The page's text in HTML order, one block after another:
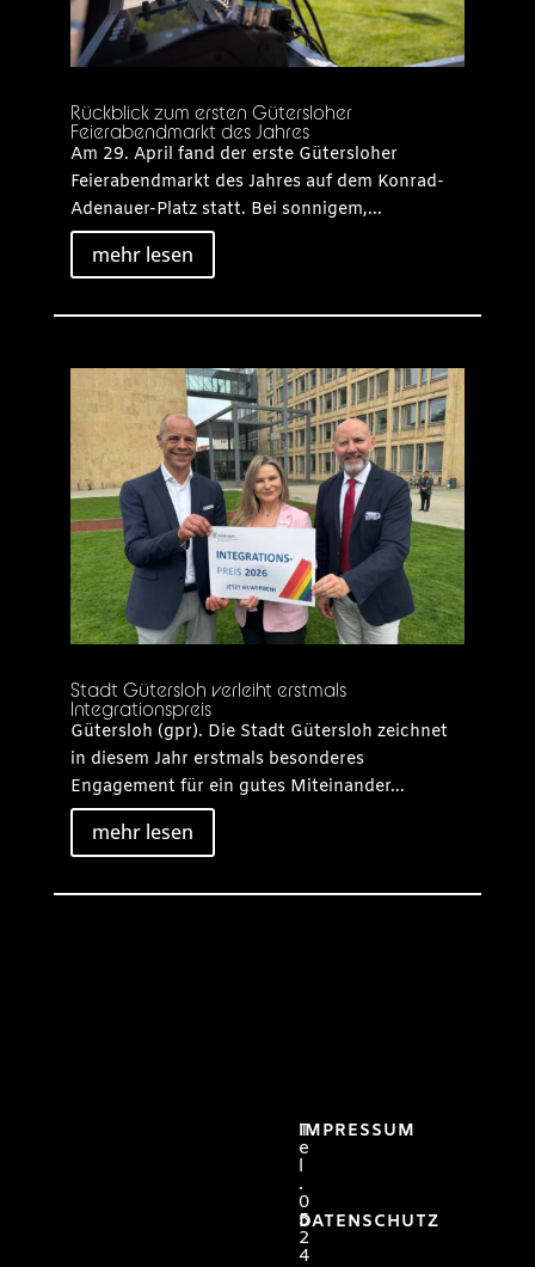
Rückblick zum ersten Gütersloher
Feierabendmarkt des Jahres
Am 29. April fand der erste Gütersloher
Feierabendmarkt des Jahres auf dem Konrad-
Adenauer-Platz statt. Bei sonnigem,...
mehr lesen
Stadt Gütersloh verleiht erstmals
Integrationspreis
Gütersloh (gpr). Die Stadt Gütersloh zeichnet
in diesem Jahr erstmals besonderes
Engagement für ein gutes Miteinander...
mehr lesen
IMPRESSUM
DATENSCHUTZ
T
e
l
.
0
5
2
4